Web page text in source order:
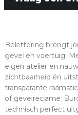
Belettering brengt
gevel en voertuig.
eigen atelier en
zichtbaarheid én
transparante
of gevelreclame:
technisch perfect